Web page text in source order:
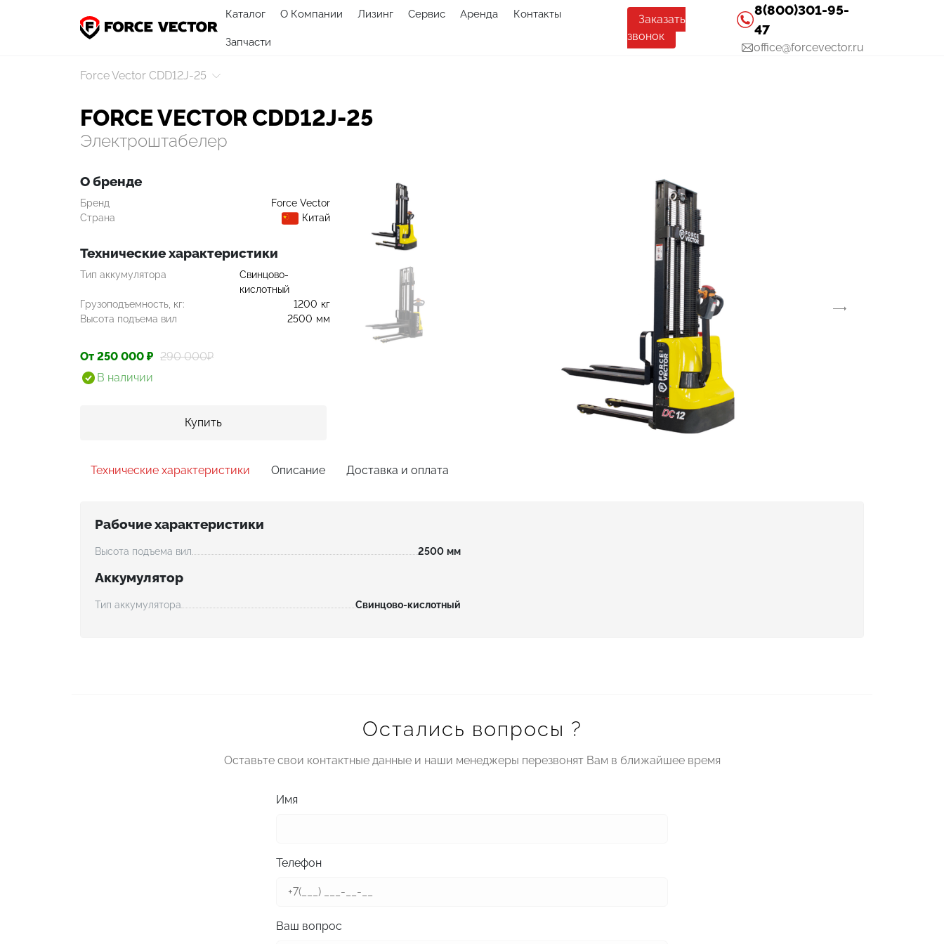
Каталог О Компании Лизинг Сервис Аренда Контакты
Запчасти
Заказать
звонок
8(800)301-95-
47
office@forcevector.ru
Force Vector CDD12J-25
FORCE VECTOR CDD12J-25
Электроштабелер
О бренде
Бренд
Force Vector
Страна
Китай
Технические характеристики
Тип аккумулятора
Свинцово-
кислотный
Грузоподъемность, кг:
1200 кг
Высота подъема вил
2500 мм
От 250 000 ₽ 290 000₽
В наличии
Купить
Технические характеристики Описание Доставка и оплата
Рабочие характеристики
Высота подъема вил 2500 мм
Аккумулятор
Тип аккумулятора Свинцово-кислотный
Остались вопросы ?
Оставьте свои контактные данные и наши менеджеры перезвонят Вам в ближайшее время
Имя
Телефон
Ваш вопрос